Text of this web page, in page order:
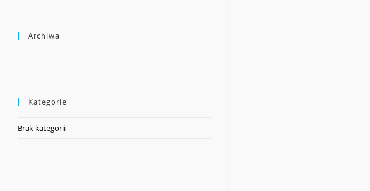
Archiwa
Kategorie
Brak kategorii